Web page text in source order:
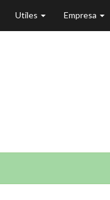
Utiles Empresa